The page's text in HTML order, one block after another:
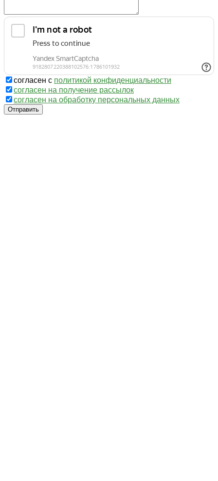
согласен с политикой конфиденциальности
согласен на получение рассылок
согласен на обработку персональных данных
Отправить